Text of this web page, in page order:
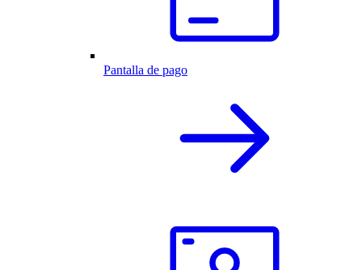
Pantalla de pago